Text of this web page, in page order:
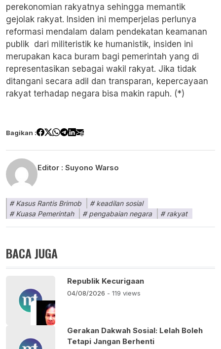
perekonomian rakyatnya sehingga memantik
gejolak rakyat. Insiden ini memperjelas perlunya
reformasi mendalam dalam pendekatan keamanan
publik dari militeristik ke humanistik, insiden ini
merupakan kaca buram bagi pemerintah yang di
representasikan sebagai wakil rakyat. Jika tidak
ditangani secara adil dan transparan, kepercayaan
rakyat terhadap negara bisa makin rapuh. (*)
Bagikan :
Editor : Suyono Warso
Kasus Rantis Brimob
keadilan sosial
Kuasa Pemerintah
pengabaian negara rakyat
BACA JUGA
Republik Kecurigaan
04/08/2026 - 119 views
Gerakan Dakwah Sosial: Lelah Boleh
Tetapi Jangan Berhenti